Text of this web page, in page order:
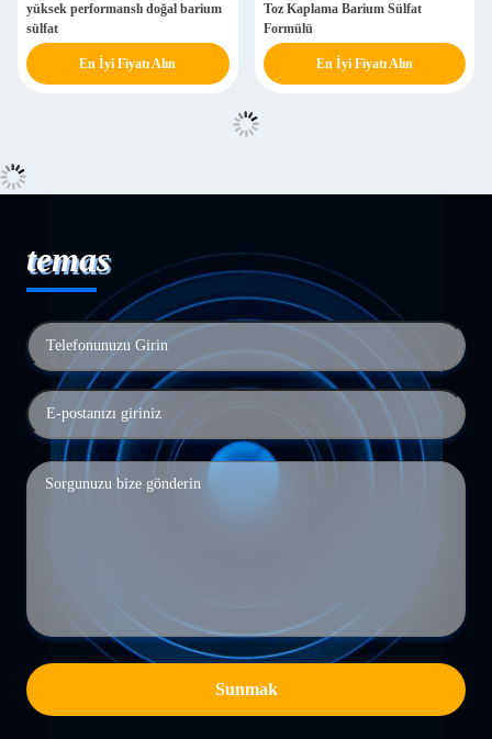
yüksek performanslı doğal barium
sülfat
En İyi Fiyatı Alın
Toz Kaplama Barium Sülfat
Formülü
En İyi Fiyatı Alın
temas
Sunmak